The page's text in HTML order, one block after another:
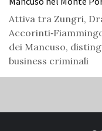
Attiva tra Zungri,
dei Mancuso,
business criminali